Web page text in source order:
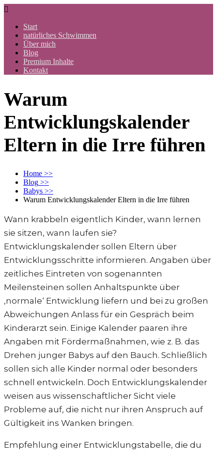

Start
natürliches Schwimmen
Über mich
Blog
Premium Inhalte
Kontakt
Warum
Entwicklungskalender
Eltern in die Irre führen
Home >>
Blog >>
Babys >>
Warum Entwicklungskalender Eltern in die Irre führen
Wann krabbeln eigentlich Kinder, wann lernen
sie sitzen, wann laufen sie?
Entwicklungskalender sollen Eltern über
Entwicklungsschritte informieren. Angaben über
zeitliches Eintreten von sogenannten
Meilensteinen sollen Anhaltspunkte über
‚normale‘ Entwicklung liefern und bei zu großen
Abweichungen Anlass für ein Gespräch beim
Kinderarzt sein. Einige Kalender paaren ihre
Angaben mit Fördermaßnahmen, wie z. B. das
Drehen junger Babys auf den Bauch. Schließlich
sollen sich alle Kinder normal oder besonders
schnell entwickeln. Doch Entwicklungskalender
weisen aus wissenschaftlicher Sicht viele
Probleme auf, die nicht nur ihren Anspruch auf
Gültigkeit ins Wanken bringen.
Empfehlung einer Entwicklungstabelle, die du